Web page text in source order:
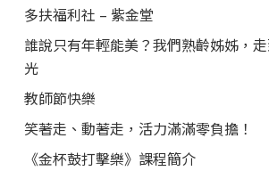
多扶福利社 – 紫金堂
誰說只有年輕能美？我們熟齡姊姊，
光
教師節快樂
笑著走、動著走，活力滿滿零負擔！
《金杯鼓打擊樂》課程簡介